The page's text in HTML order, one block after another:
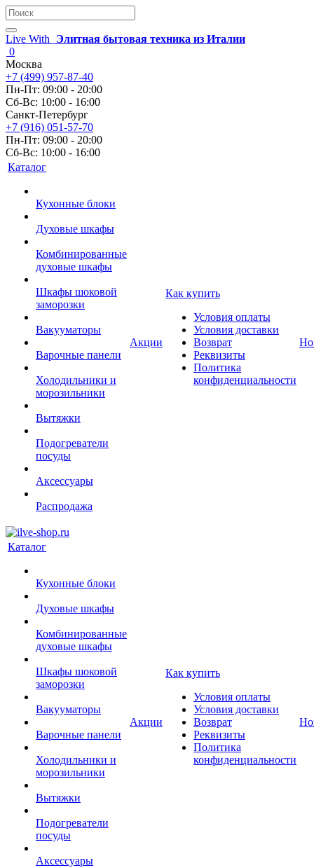
Live With
Элитная бытовая техника из Италии
0
Москва
+7 (499) 957-87-40
Пн-Пт: 09:00 - 20:00
Сб-Вс: 10:00 - 16:00
Санкт-Петербург
+7 (916) 051-57-70
Пн-Пт: 09:00 - 20:00
Сб-Вс: 10:00 - 16:00
Каталог
Кухонные блоки
Духовые шкафы
Комбинированные
духовые шкафы
Шкафы шоковой
заморозки
Вакууматоры
Варочные панели
Холодильники и
морозильники
Вытяжки
Подогреватели
посуды
Аксессуары
Распродажа
Акции
Как купить
Условия оплаты
Условия доставки
Возврат
Реквизиты
Политика
конфиденциальности
Каталог
Кухонные блоки
Духовые шкафы
Комбинированные
духовые шкафы
Шкафы шоковой
заморозки
Вакууматоры
Варочные панели
Холодильники и
морозильники
Вытяжки
Подогреватели
посуды
Аксессуары
Акции
Как купить
Условия оплаты
Условия доставки
Возврат
Реквизиты
Политика
конфиденциальности